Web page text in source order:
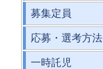
募集定員
応募・選考方法
一時託児